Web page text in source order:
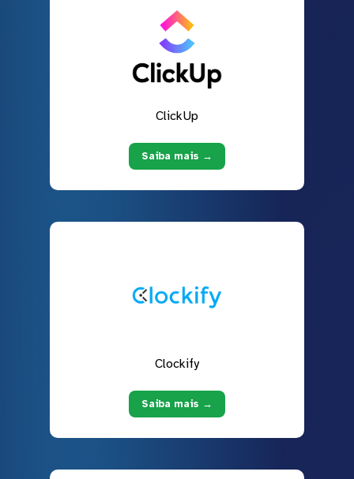
ClickUp
Saiba mais →
Clockify
Saiba mais →